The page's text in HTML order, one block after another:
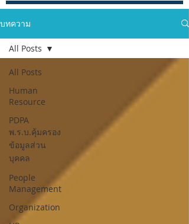
บทความ
All Posts
Human
Resource
PDPA
พ.ร.บ.คุ้มครอง
ข้อมูลส่วน
บุคคล
People
Management
Organization
All Posts